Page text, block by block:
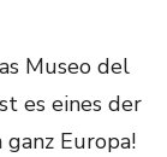
Museo del
es eines der
Europa!